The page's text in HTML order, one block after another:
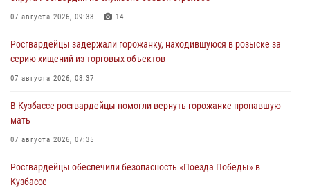
07 августа 2026, 09:38 14
Росгвардейцы задержали горожанку, находившуюся в розыске за
серию хищений из торговых объектов
07 августа 2026, 08:37
В Кузбассе росгвардейцы помогли вернуть горожанке пропавшую
мать
07 августа 2026, 07:35
Росгвардейцы обеспечили безопасность «Поезда Победы» в
Кузбассе